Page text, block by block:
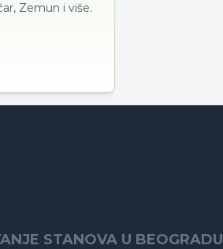
Zemun i više.
STANOVA U BEOGRADU